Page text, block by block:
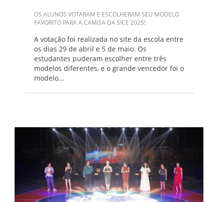
OS ALUNOS VOTARAM E ESCOLHERAM SEU MODELO
FAVORITO PARA A CAMISA DA SICE 2025!
A votação foi realizada no site da escola entre
os dias 29 de abril e 5 de maio. Os
estudantes puderam escolher entre três
modelos diferentes, e o grande vencedor foi o
modelo...